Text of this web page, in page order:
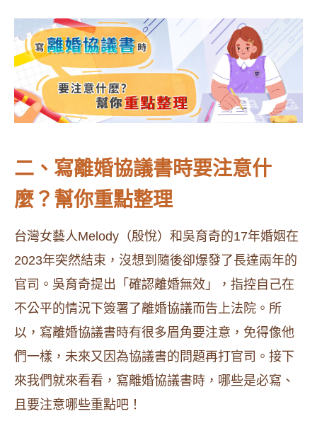
二、寫離婚協議書時要注意什
麼？幫你重點整理
台灣女藝人Melody（殷悅）和吳育奇的17年婚姻在
2023年突然結束，沒想到隨後卻爆發了長達兩年的
官司。吳育奇提出「確認離婚無效」，指控自己在
不公平的情況下簽署了離婚協議而告上法院。所
以，寫離婚協議書時有很多眉角要注意，免得像他
們一樣，未來又因為協議書的問題再打官司。接下
來我們就來看看，寫離婚協議書時，哪些是必寫、
且要注意哪些重點吧！